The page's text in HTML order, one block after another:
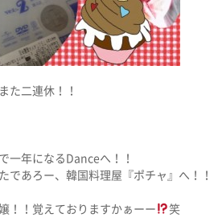
た二連休！！
一年になるDanceへ！！
であろー、韓国料理屋『ポチャ』へ！！
！！覚えておりますかぁーー
笑